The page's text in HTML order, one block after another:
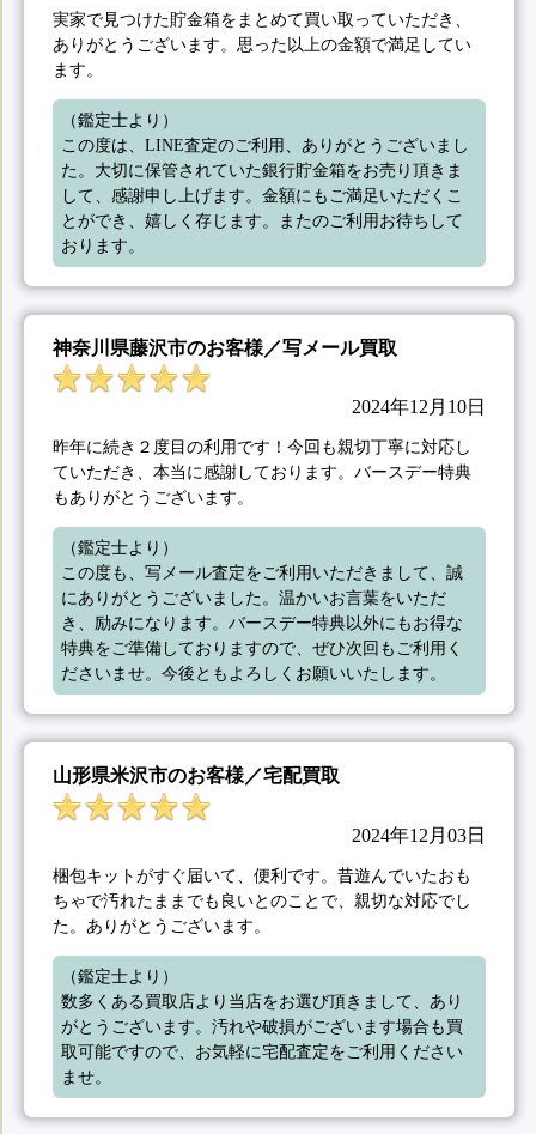
実家で見つけた貯金箱をまとめて買い取っていただき、
ありがとうございます。思った以上の金額で満足してい
ます。
（鑑定士より）
この度は、LINE査定のご利用、ありがとうございまし
た。大切に保管されていた銀行貯金箱をお売り頂きま
して、感謝申し上げます。金額にもご満足いただくこ
とができ、嬉しく存じます。またのご利用お待ちして
おります。
神奈川県藤沢市のお客様／写メール買取
2024年12月10日
昨年に続き２度目の利用です！今回も親切丁寧に対応し
ていただき、本当に感謝しております。バースデー特典
もありがとうございます。
（鑑定士より）
この度も、写メール査定をご利用いただきまして、誠
にありがとうございました。温かいお言葉をいただ
き、励みになります。バースデー特典以外にもお得な
特典をご準備しておりますので、ぜひ次回もご利用く
ださいませ。今後ともよろしくお願いいたします。
山形県米沢市のお客様／宅配買取
2024年12月03日
梱包キットがすぐ届いて、便利です。昔遊んでいたおも
ちゃで汚れたままでも良いとのことで、親切な対応でし
た。ありがとうございます。
（鑑定士より）
数多くある買取店より当店をお選び頂きまして、あり
がとうございます。汚れや破損がございます場合も買
取可能ですので、お気軽に宅配査定をご利用ください
ませ。